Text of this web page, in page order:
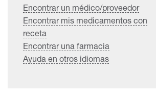
Encontrar un médico/proveedor
Encontrar mis medicamentos con
receta
Encontrar una farmacia
Ayuda en otros idiomas